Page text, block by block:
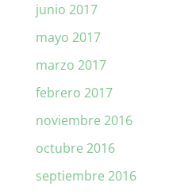
junio 2017
mayo 2017
marzo 2017
febrero 2017
noviembre 2016
octubre 2016
septiembre 2016